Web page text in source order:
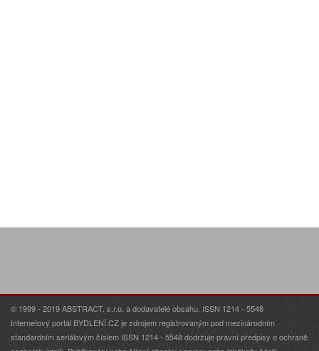
© 1999 - 2019 ABSTRACT, s.r.o. a dodavatelé obsahu. ISSN 1214 - 5548
Internetový portál BYDLENÍ.CZ je zdrojem registrovaným pod mezinárodním
standardním seriálovým číslem ISSN 1214 - 5548 dodržuje právní předpisy o ochraně